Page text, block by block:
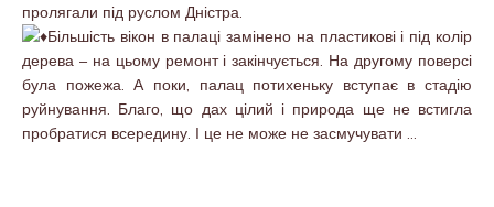
пролягали під руслом Дністра.
Більшість вікон в палаці замінено на пластикові і під колір
дерева – на цьому ремонт і закінчується. На другому поверсі
була пожежа. А поки, палац потихеньку вступає в стадію
руйнування. Благо, що дах цілий і природа ще не встигла
пробратися всередину. І це не може не засмучувати …